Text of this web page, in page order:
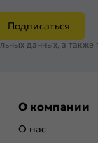
Подписаться
данных, а также
О компании
О нас